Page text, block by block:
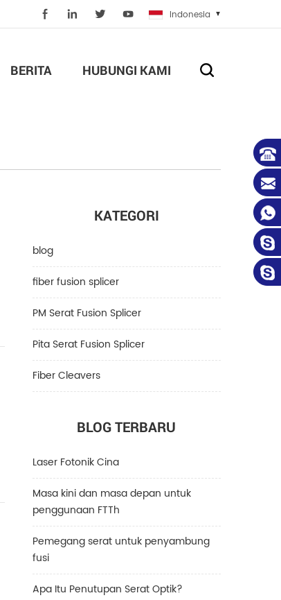
Indonesia
BERITA HUBUNGI KAMI
KATEGORI
blog
fiber fusion splicer
PM Serat Fusion Splicer
Pita Serat Fusion Splicer
Fiber Cleavers
BLOG TERBARU
Laser Fotonik Cina
Masa kini dan masa depan untuk
penggunaan FTTh
Pemegang serat untuk penyambung
fusi
Apa Itu Penutupan Serat Optik?